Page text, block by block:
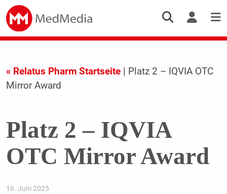
« Relatus Pharm Startseite| Platz 2 – IQVIA OTC
Mirror Award
Platz 2 – IQVIA
OTC Mirror Award
16. Juni 2025